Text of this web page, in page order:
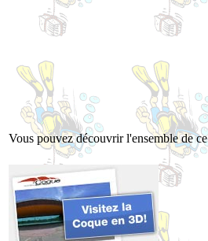
Vous pouvez découvrir l'ensemble de